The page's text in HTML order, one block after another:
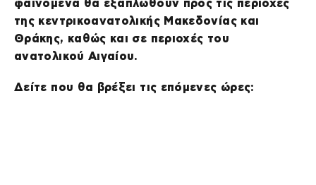
φαινόμενα θα εξαπλωθούν προς τις περιοχές
της κεντρικοανατολικής Μακεδονίας και
Θράκης, καθώς και σε περιοχές του
ανατολικού Αιγαίου.
Δείτε που θα βρέξει τις επόμενες ώρες: